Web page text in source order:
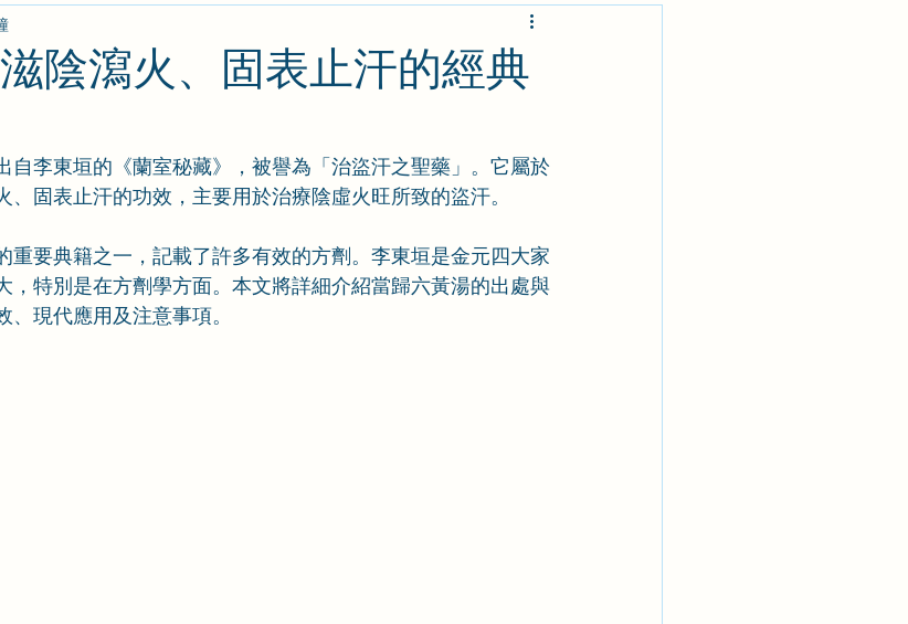
陰瀉火、固表止汗的經典
自李東垣的《蘭室秘藏》，被譽為「治盜汗之聖藥」。它屬於
固表止汗的功效，主要用於治療陰虛火旺所致的盜汗。
重要典籍之一，記載了許多有效的方劑。李東垣是金元四大家
特別是在方劑學方面。 本文將詳細介紹當歸六黃湯的出處與
現代應用及注意事項。